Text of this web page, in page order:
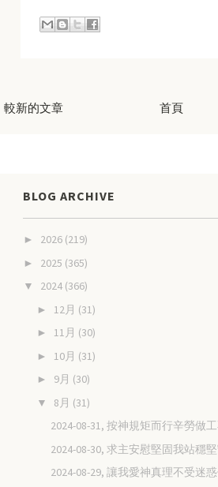
較新的文章 首頁
BLOG ARCHIVE
► 2026 (219)
► 2025 (365)
▼ 2024 (366)
► 12月 (31)
► 11月 (30)
► 10月 (31)
► 9月 (30)
▼ 8月 (31)
2024-08-31, 按神規矩而行辛勞做
2024-08-30, 求主安慰堅固我站穩
2024-08-29, 讓我愛神真理不受迷